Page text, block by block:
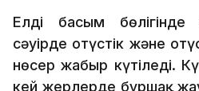
Елдің басым
сәуірде оңтүстік және
нөсер жаңбыр күтіледі.
кей жерлерде бұршақ